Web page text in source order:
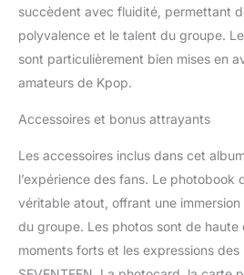
succèdent avec fluidité, permettant
polyvalence et le talent du groupe.
sont particulièrement bien mises en
amateurs de Kpop.
Accessoires et bonus attrayants
Les accessoires inclus dans cet
l’expérience des fans. Le photobook
véritable atout, offrant une immersion
du groupe. Les photos sont de
moments forts et les expressions des